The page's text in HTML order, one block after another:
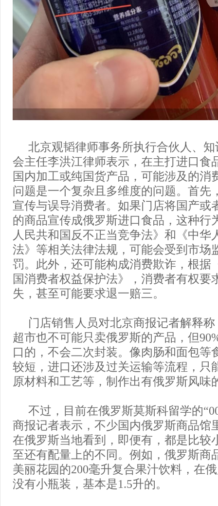
北京观韬律师事务所执行合伙人、
会主任李洪江律师表示，在主打进口食
国内加工或纯国货产品，可能涉及的消
问题是一个复杂且多维度的问题。首先
宣传与误导消费者。如果门店将国产或
的商品宣传成俄罗斯进口食品，这种行
人民共和国反不正当竞争法》和《中华
法》等相关法律法规，可能会受到市场
罚。此外，还可能构成消费欺诈，根据
国消费者权益保护法》，消费者有权要
失，甚至可能要求退一赔三。
门店销售人员对北京商报记者解释
超市也不可能只卖俄罗斯的产品，但
口的，不会二次封装。像肉肠和面包等
较短，进口还涉及过关运输等流程，只
原材料和工艺等，制作出有俄罗斯风味
不过，目前在俄罗斯莫斯科留学的
商报记者表示，不少国内俄罗斯商品馆
在俄罗斯当地看到，即便有，都是比较
至还有配量上的不同。例如，俄罗斯商
美丽花园的200毫升复合果汁饮料，在
没有小瓶装，基本是1.5升的。